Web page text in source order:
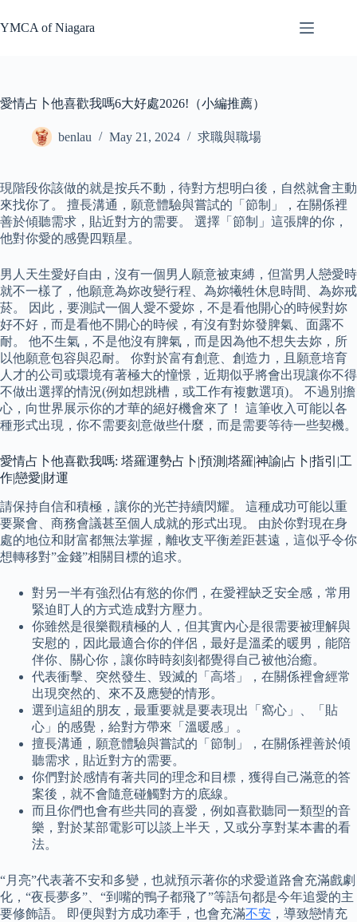
to
content
YMCA of Niagara
愛情占卜他喜歡我嗎6大好處2026!（小編推薦）
benlau May 21, 2024 求職與職場
現階段你該做的就是按兵不動，待對方想明白後，自然就會主動
來找你了。 擅長溝通，願意體驗與嘗試的「節制」，在關係裡
善於傾聽需求，貼近對方的需要。 選擇「節制」這張牌的你，
他對你愛的感覺四顆星。
男人天生愛好自由，沒有一個男人願意被束縛，但當男人戀愛時
就不一樣了，他願意為妳改變行程、為妳犧牲休息時間、為妳戒
菸。 因此，要測試一個人愛不愛妳，不是看他開心的時候對妳
好不好，而是看他不開心的時候，有沒有對妳發脾氣、面露不
耐。 他不生氣，不是他沒有脾氣，而是因為他不想失去妳，所
以他願意包容與忍耐。 你對於富有創意、創造力，且願意培育
人才的公司或環境有著極大的憧憬，近期似乎將會出現讓你不得
不做出選擇的情況(例如想跳槽，或工作有複數選項)。 不過別擔
心，向世界展示你的才華的絕好機會來了！ 這筆收入可能以各
種形式出現，你不需要刻意做些什麼，而是需要等待一些契機。
愛情占卜他喜歡我嗎: 塔羅運勢占卜|預測|塔羅|神諭|占卜|指引|工
作|戀愛|財運
請保持自信和積極，讓你的光芒持續閃耀。 這種成功可能以重
要聚會、商務會議甚至個人成就的形式出現。 由於你對現在身
處的地位和財富都無法掌握，離收支平衡差距甚遠，這似乎令你
想轉移對”金錢”相關目標的追求。
對另一半有強烈佔有慾的你們，在愛裡缺乏安全感，常用
緊迫盯人的方式造成對方壓力。
你雖然是很樂觀積極的人，但其實內心是很需要被理解與
安慰的，因此最適合你的伴侶，最好是溫柔的暖男，能陪
伴你、關心你，讓你時時刻刻都覺得自己被他治癒。
代表衝擊、突然發生、毀滅的「高塔」，在關係裡會經常
出現突然的、來不及應變的情形。
選到這組的朋友，最重要就是要表現出「窩心」、「貼
心」的感覺，給對方帶來「溫暖感」。
擅長溝通，願意體驗與嘗試的「節制」，在關係裡善於傾
聽需求，貼近對方的需要。
你們對於感情有著共同的理念和目標，獲得自己滿意的答
案後，就不會隨意碰觸對方的底線。
而且你們也會有些共同的喜愛，例如喜歡聽同一類型的音
樂，對於某部電影可以談上半天，又或分享對某本書的看
法。
“月亮”代表著不安和多變，也就預示著你的求愛道路會充滿戲劇
化，“夜長夢多”、“到嘴的鴨子都飛了”等語句都是今年追愛的主
要修飾語。 即便與對方成功牽手，也會充滿不安 ，導致戀情充